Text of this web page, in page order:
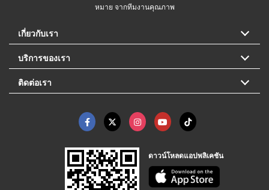
หมาย จากทีมงานคุณภาพ
เกี่ยวกับเรา
บริการของเรา
ติดต่อเรา
ดาวน์โหลดแอปพลิเคชัน